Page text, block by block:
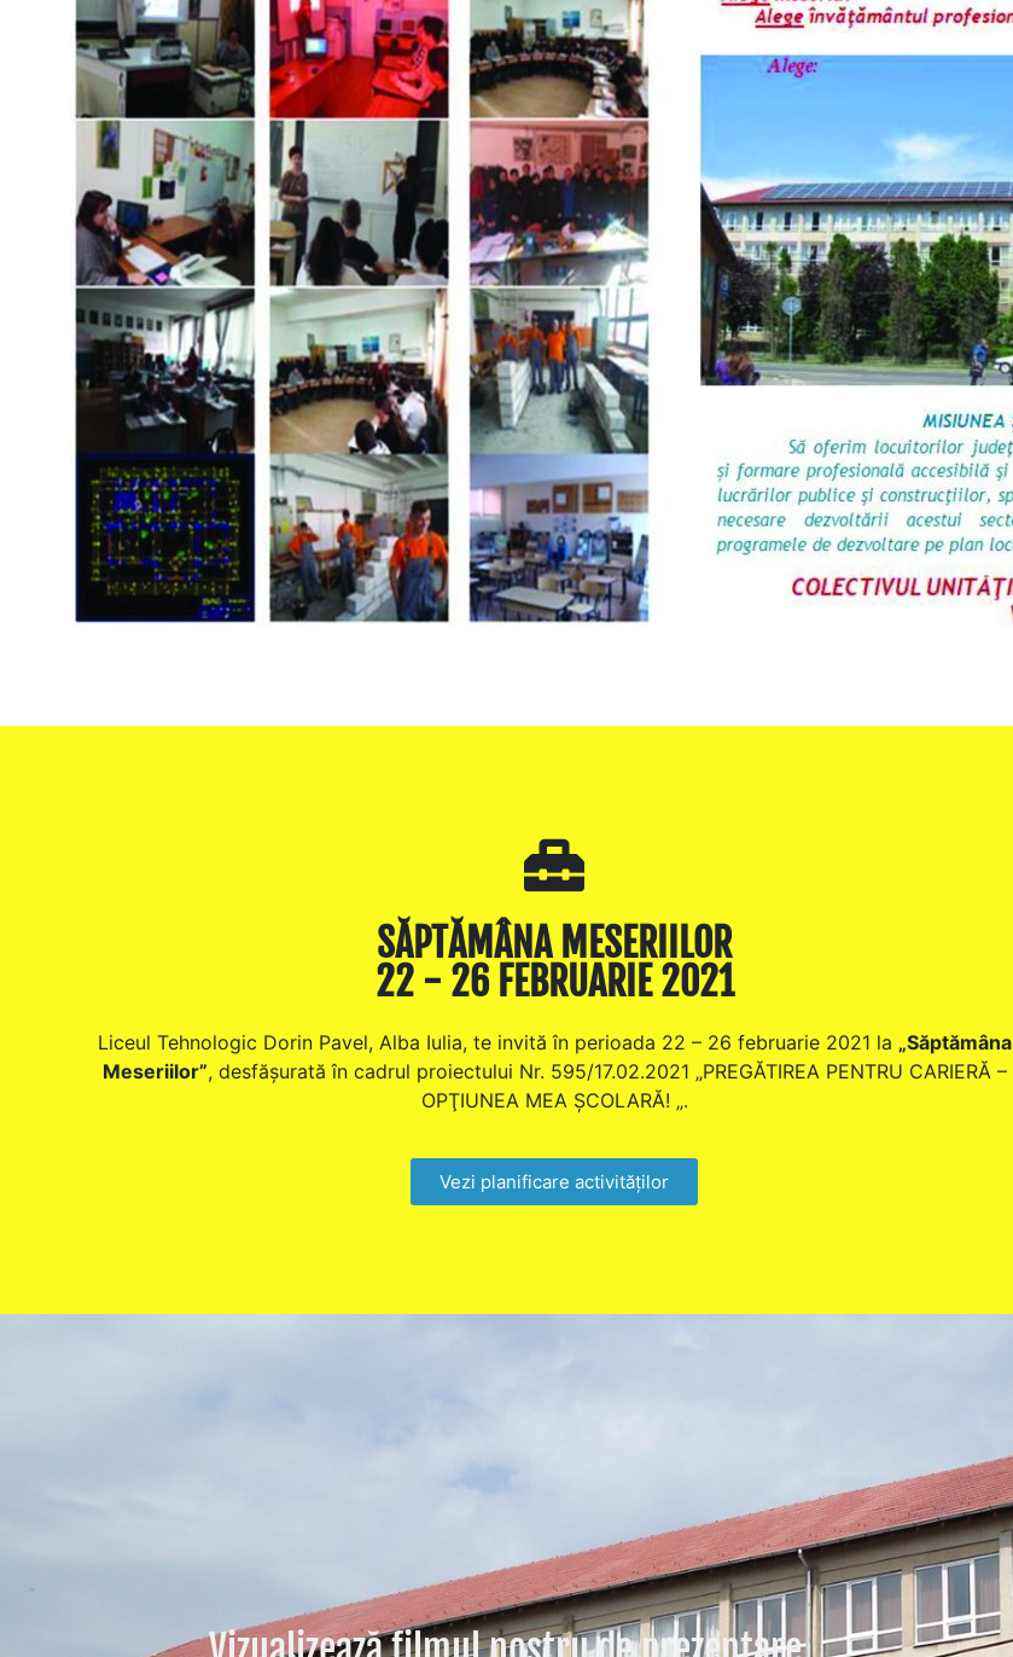
SĂPTĂMÂNA MESERIILOR
22 - 26 FEBRUARIE 2021
Liceul Tehnologic Dorin Pavel, Alba Iulia, te invită în perioada 22 – 26 februarie 2021 la „Săptămâna
Meseriilor”, desfășurată în cadrul proiectului Nr. 595/17.02.2021 „PREGĂTIREA PENTRU CARIERĂ –
OPŢIUNEA MEA ŞCOLARĂ! „.
Vezi planificare activităților